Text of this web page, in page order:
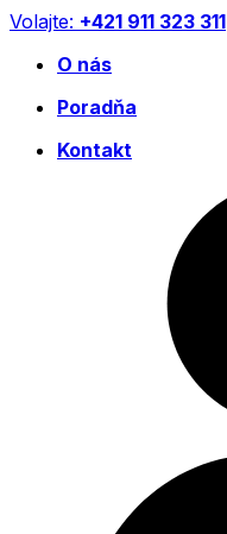
Preskočiť
obsah
Volajte: +421 911 323 311
O nás
Poradňa
Kontakt